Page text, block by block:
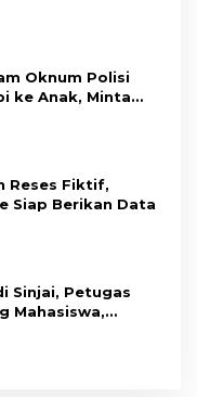
Oknum Polisi
ke Anak, Minta
Tegas
Reses Fiktif,
Siap Berikan Data
Sinjai, Petugas
Mahasiswa,